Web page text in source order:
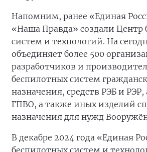
Напомним, ранее «Единая
«Наша Правда» создали Центр
систем и технологий. На
объединяет более 500
разработчиков и
беспилотных систем
назначения, средств РЭБ и
ГПВО, а также иных изделий
назначения для нужд
В декабре 2024 года «Единая
беспилотных систем и